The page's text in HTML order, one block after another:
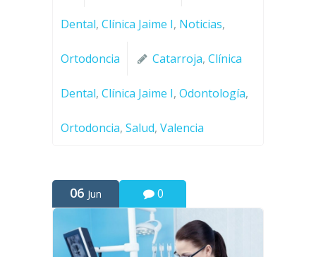
Dental, Clínica Jaime I, Noticias,
Ortodoncia Catarroja, Clínica
Dental, Clínica Jaime I, Odontología,
Ortodoncia, Salud, Valencia
06 Jun 0